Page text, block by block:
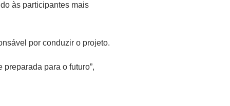
às participantes mais
por conduzir o projeto.
para o futuro”,